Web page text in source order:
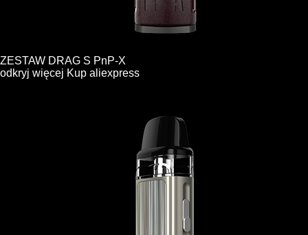
ZESTAW DRAG S PnP-X
odkryj więcej Kup aliexpress